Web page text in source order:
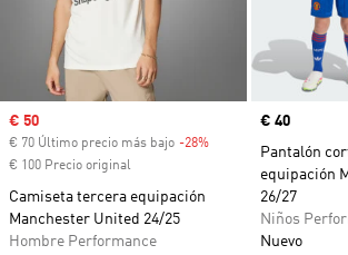
Precio de venta
€ 50
€ 70 Último precio más bajo -28% Descuento
€ 100 Precio original
Camiseta tercera equipación
Manchester United 24/25
Hombre Performance
Precio
€ 40
Pantalón
equipación
26/27
Niños
Nuevo